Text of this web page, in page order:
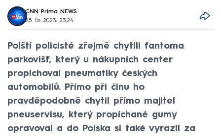
CNN Prima NEWS
25. lis 2023, 23:24
Polští policisté zřejmě chytili fantoma
parkovišť, který u nákupních center
propichoval pneumatiky českých
automobilů. Přímo při činu ho
pravděpodobně chytil přímo majitel
pneuservisu, který propíchané gumy
opravoval a do Polska si také vyrazil za